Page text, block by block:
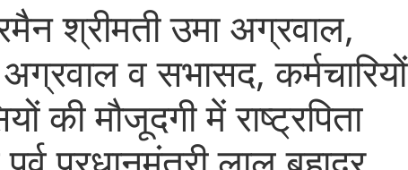
श्रीमती उमा अग्रवाल,
अग्रवाल व सभासद, कर्मचारियों
की मौजूदगी में राष्ट्रपिता